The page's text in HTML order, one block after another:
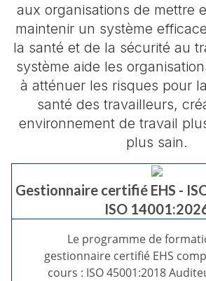
aux organisations de mettre
maintenir un système
la santé et de la sécurité au
système aide les
à atténuer les risques pour
santé des travailleurs,
environnement de travail
plus sain.
Gestionnaire certifié EHS -
ISO
Le programme de
gestionnaire certifié EHS
cours : ISO 45001:2018